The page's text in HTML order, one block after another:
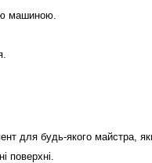
машиною.
для будь-якого майстра,
поверхні.